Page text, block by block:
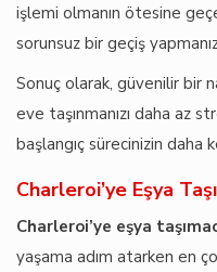
işlemi olmanın ötesine
sorunsuz bir geçiş
Sonuç olarak, güvenilir bir
eve taşınmanızı daha az
başlangıç sürecinizin daha
Charleroi’ye Eşya
Charleroi’ye eşya
yaşama adım atarken en